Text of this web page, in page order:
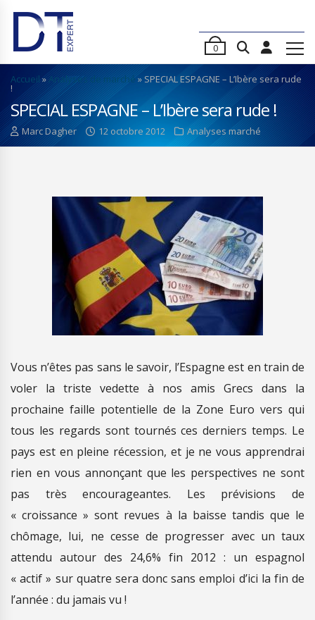
0
Accueil »Analyses de marché » SPECIAL ESPAGNE – L’Ibère sera rude
!
SPECIAL ESPAGNE – L’Ibère sera rude !
Marc Dagher 12 octobre 2012 Analyses marché
Vous n’êtes pas sans le savoir, l’Espagne est en train de
voler la triste vedette à nos amis Grecs dans la
prochaine faille potentielle de la Zone Euro vers qui
tous les regards sont tournés ces derniers temps. Le
pays est en pleine récession, et je ne vous apprendrai
rien en vous annonçant que les perspectives ne sont
pas très encourageantes. Les prévisions de
« croissance » sont revues à la baisse tandis que le
chômage, lui, ne cesse de progresser avec un taux
attendu autour des 24,6% fin 2012 : un espagnol
« actif » sur quatre sera donc sans emploi d’ici la fin de
l’année : du jamais vu !